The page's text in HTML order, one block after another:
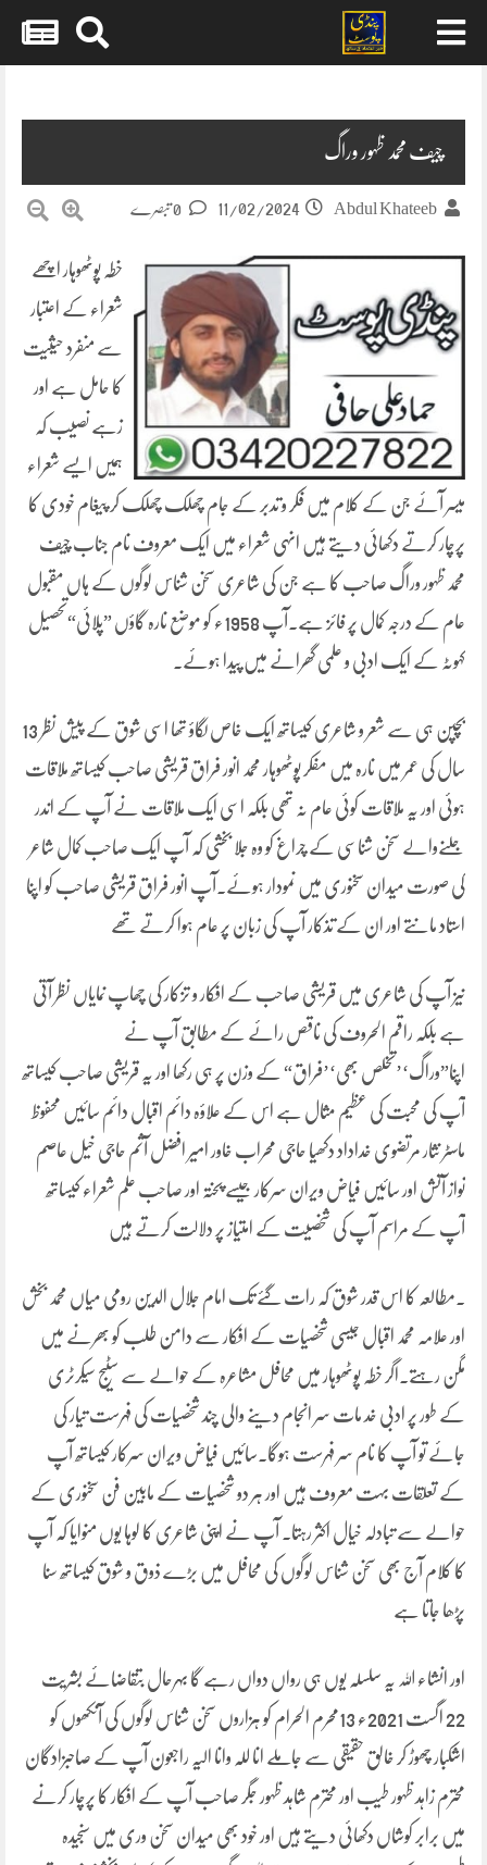
چیف محمد ظہور وراگ
Abdul Khateeb
11/02/2024
خطہ پوٹھوہار اچھے
شعراء کے اعتبار
سے منفرد حیثیت
کا حامل ہے اور
زہے نصیب کہ
ہمیں ایسے شعراء
میسر آئے جن کے کلام میں فکر و تدبر کے جام چھلک چھلک کر پیغام خودی کا
پرچار کرتے دکھائی دیتے ہیں انہی شعراء میں ایک معروف نام جناب چیف
محمد ظہور وراگ صاحب کا ہے جن کی شاعری سخن شناس لوگوں کے ہاں مقبول
عام کے درجہ کمال پر فائز ہے۔آپ 1958ء کو موضع نارہ گاؤں ”پلائی“تحصیل
کہوٹہ کے ایک ادبی و علمی گھرانے میں پیدا ہوئے۔
بچپن ہی سے شعر و شاعری کیساتھ ایک خاص لگاؤ تھا اسی شوق کے پیش نظر 13
سال کی عمر میں نارہ میں مفکر پوٹھوہار محمد انور فراق قریشی صاحب کیساتھ ملاقات
ہوئی اور یہ ملاقات کوئی عام نہ تھی بلکہ اسی ایک ملاقات نے آپ کے اندر
جلنےوالے سخن شناسی کے چراغ کو وہ جلا بخشی کہ آپ ایک صاحب کمال شاعر
کی صورت میدان سخنوری میں نمودار ہوئے۔آپ انور فراق قریشی صاحب کو اپنا
استاد مانتے اور ان کے تذکار آپ کی زبان پر عام ہوا کرتے تھے
نیز آپ کی شاعری میں قریشی صاحب کے افکار و تزکار کی چھاپ نمایاں نظر آتی
ہے بلکہ راقم الحروف کی ناقص رائے کے مطابق آپ نے
اپنا”وراگ‘’تخلص بھی‘’فراق“ کے وزن پر ہی رکھا اور یہ قریشی صاحب کیساتھ
آپ کی محبت کی عظیم مثال ہے اس کے علاؤہ دائم اقبال دائم سائیں محفوظ
ماسٹر نثار مرتضوی خداداد دکھیا حاجی محراب خاور امیر افضل آثم حاجی خیل عاصم
نواز آتش اور سائیں فیاض ویران سرکار جیسے پختہ اور صاحب علم شعراء کیساتھ
آپ کے مراسم آپ کی شخصیت کے امتیاز پر دلالت کرتے ہیں
۔مطالعہ کا اس قدر شوق کہ رات گئے تک امام جلال الدین رومی میاں محمد بخش
اور علامہ محمد اقبال جیسی شخصیات کے افکار سے دامن طلب کو بھرنے میں
مگن رہتے۔اگر خطہ پوٹھوہار میں محافل مشاعرہ کے حوالے سے سٹیج سیکرٹری
کے طور پر ادبی خد مات سر انجام دینے والی چند شخصیات کی فہرست تیار کی
جائے تو آپ کا نام سر فہرست ہوگا۔سائیں فیاض ویران سرکار کیساتھ آپ
کے تعلقات بہت معروف ہیں اور ہر دو شخصیات کے مابین فن سخنوری کے
حوالے سے تبادلہ خیال اکثر رہتا۔ آپ نے اپنی شاعری کا لوہا یوں منوایا کہ آپ
کا کلام آج بھی سخن شناس لوگوں کی محافل میں بڑے ذوق و شوق کیساتھ سنا
پڑھا جاتا ہے
اور انشاء اللہ یہ سلسلہ یوں ہی رواں دواں رہے گا بہرحال بتقاضائے بشریت
22 اگست 2021ء 13محرم الحرام کو ہزاروں سخن شناس لوگوں کی آنکھوں کو
اشکبار چھوڑ کر خالق حقیقی سے جاملے انا للہ وانا الیہ راجعون آپ کے صاحبزادگان
محترم زاہد ظہور طیب اور محترم شاہد ظہور جگر صاحب آپ کے افکار کا پرچار کرنے
میں برابر کوشاں دکھائی دیتے ہیں اور خود بھی میدان سخن وری میں سنجیدہ